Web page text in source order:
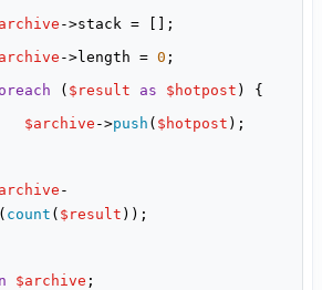
->length = 0
( $result as $hotpost
$archive ->push ( $hotpost
-
( count ( $result
$archive